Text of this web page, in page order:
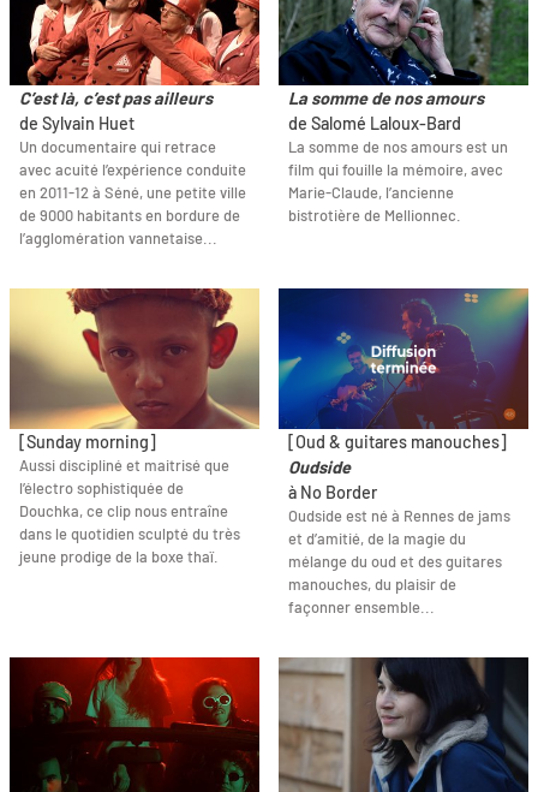
C’est là, c’est pas ailleurs
de Sylvain Huet
Un documentaire qui retrace
avec acuité l’expérience conduite
en 2011-12 à Séné, une petite ville
de 9000 habitants en bordure de
l’agglomération vannetaise...
La somme de nos amours
de Salomé Laloux-Bard
La somme de nos amours est un
film qui fouille la mémoire, avec
Marie-Claude, l’ancienne
bistrotière de Mellionnec.
[Sunday morning]
Aussi discipliné et maitrisé que
l’électro sophistiquée de
Douchka, ce clip nous entraîne
dans le quotidien sculpté du très
jeune prodige de la boxe thaï.
[Oud & guitares manouches]
Oudside
à No Border
Oudside est né à Rennes de jams
et d’amitié, de la magie du
mélange du oud et des guitares
manouches, du plaisir de
façonner ensemble...